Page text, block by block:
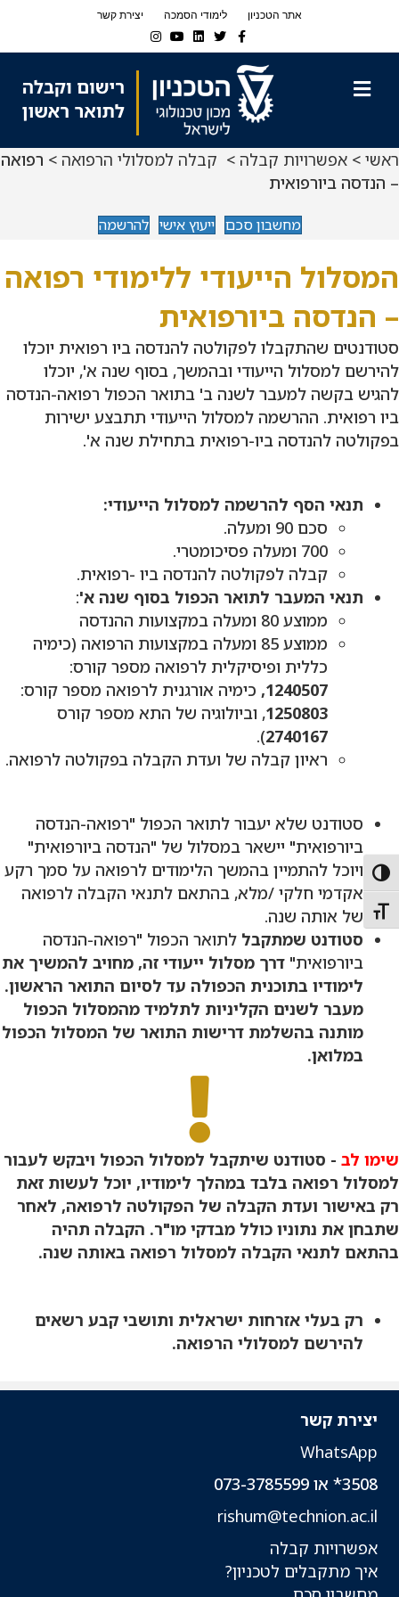
Toggle High Contrast
Toggle Font size
אתר הטכניון לימודי הסמכה
יצירת קשר
Facebook
Twitter
Linkedin
Youtube
Instagram
ראשי > אפשרויות קבלה > קבלה למסלולי הרפואה > רפואה
– הנדסה ביורפואית
מחשבון סכם ייעוץ אישי להרשמה
המסלול הייעודי ללימודי רפואה
– הנדסה ביורפואית
סטודנטים שהתקבלו לפקולטה להנדסה ביו רפואית יוכלו
להירשם למסלול הייעודי ובהמשך, בסוף שנה א', יוכלו
להגיש בקשה למעבר לשנה ב' בתואר הכפול רפואה-הנדסה
ביו רפואית. ההרשמה למסלול הייעודי תתבצע ישירות
בפקולטה להנדסה ביו-רפואית בתחילת שנה א'.
תנאי הסף להרשמה למסלול הייעודי:
סכם 90 ומעלה.
700 ומעלה פסיכומטרי.
קבלה לפקולטה להנדסה ביו -רפואית.
תנאי המעבר לתואר הכפול בסוף שנה א':
ממוצע 80 ומעלה במקצועות ההנדסה
ממוצע 85 ומעלה במקצועות הרפואה (כימיה
כללית ופיסיקלית לרפואה מספר קורס:
1240507, כימיה אורגנית לרפואה מספר קורס:
1250803, וביולוגיה של התא מספר קורס
2740167
).
ראיון קבלה של ועדת הקבלה בפקולטה לרפואה.
סטודנט שלא יעבור לתואר הכפול "רפואה-הנדסה
ביורפואית" יישאר במסלול של "הנדסה ביורפואית"
ויוכל להתמיין בהמשך הלימודים לרפואה על סמך רקע
אקדמי חלקי /מלא, בהתאם לתנאי הקבלה לרפואה
של אותה שנה.
סטודנט שמתקבל לתואר הכפול "רפואה-הנדסה
ביורפואית" דרך מסלול ייעודי זה, מחויב להמשיך את
לימודיו בתוכנית הכפולה עד לסיום התואר הראשון.
מעבר לשנים הקליניות לתלמיד מהמסלול הכפול
מותנה בהשלמת דרישות התואר של המסלול הכפול
במלואן.
שימו לב - סטודנט שיתקבל למסלול הכפול ויבקש לעבור
למסלול רפואה בלבד במהלך לימודיו, יוכל לעשות זאת
רק באישור ועדת הקבלה של הפקולטה לרפואה, לאחר
שתבחן את נתוניו כולל מבדקי מו"ר. הקבלה תהיה
בהתאם לתנאי הקבלה למסלול רפואה באותה שנה.
רק בעלי אזרחות ישראלית ותושבי קבע רשאים
להירשם למסלולי הרפואה.
יצירת קשר
WhatsApp
3508* או 073-3785599
rishum@technion.ac.il
אפשרויות קבלה
איך מתקבלים לטכניון?